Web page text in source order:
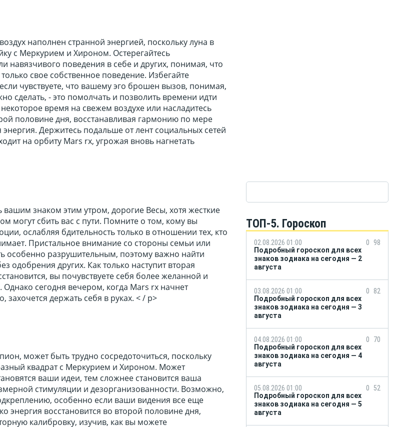
наполнен странной энергией, поскольку луна в
с Меркурием и Хироном. Остерегайтесь
навязчивого поведения в себе и других, понимая, что
свое собственное поведение. Избегайте
чувствуете, что вашему эго брошен вызов, понимая,
сделать, - это помолчать и позволить времени идти
время на свежем воздухе или насладитесь
половине дня, восстанавливая гармонию по мере
энергия. Держитесь подальше от лент социальных сетей
на орбиту Mars rx, угрожая вновь нагнетать
вашим знаком этим утром, дорогие Весы, хотя жесткие
могут сбить вас с пути. Помните о том, кому вы
ослабляя бдительность только в отношении тех, кто
Пристальное внимание со стороны семьи или
особенно разрушительным, поэтому важно найти
одобрения других. Как только наступит вторая
вы почувствуете себя более желанной и
сегодня вечером, когда Mars rx начнет
захочется держать себя в руках. < / p>
может быть трудно сосредоточиться, поскольку
квадрат с Меркурием и Хироном. Может
ваши идеи, тем сложнее становится ваша
стимуляции и дезорганизованности. Возможно,
особенно если ваши видения все еще
энергия восстановится во второй половине дня,
калибровку, изучив, как вы можете
ТОП-5. Гороскоп
02.08.2026 01:00 0
98
Подробный гороскоп для всех
знаков зодиака на сегодня — 2
августа
03.08.2026 01:00 0
82
Подробный гороскоп для всех
знаков зодиака на сегодня — 3
августа
04.08.2026 01:00 0
70
Подробный гороскоп для всех
знаков зодиака на сегодня — 4
августа
05.08.2026 01:00 0 52
Подробный гороскоп для всех
знаков зодиака на сегодня — 5
августа